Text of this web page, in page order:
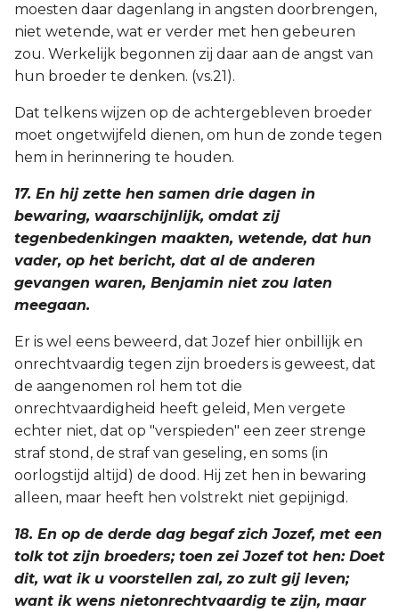
moesten daar dagenlang in angsten doorbrengen,
niet wetende, wat er verder met hen gebeuren
zou. Werkelijk begonnen zij daar aan de angst van
hun broeder te denken. (vs.21).
Dat telkens wijzen op de achtergebleven broeder
moet ongetwijfeld dienen, om hun de zonde tegen
hem in herinnering te houden.
17. En hij zette hen samen drie dagen in
bewaring, waarschijnlijk, omdat zij
tegenbedenkingen maakten, wetende, dat hun
vader, op het bericht, dat al de anderen
gevangen waren, Benjamin niet zou laten
meegaan.
Er is wel eens beweerd, dat Jozef hier onbillijk en
onrechtvaardig tegen zijn broeders is geweest, dat
de aangenomen rol hem tot die
onrechtvaardigheid heeft geleid, Men vergete
echter niet, dat op "verspieden" een zeer strenge
straf stond, de straf van geseling, en soms (in
oorlogstijd altijd) de dood. Hij zet hen in bewaring
alleen, maar heeft hen volstrekt niet gepijnigd.
18. En op de derde dag begaf zich Jozef, met een
tolk tot zijn broeders; toen zei Jozef tot hen: Doet
dit, wat ik u voorstellen zal, zo zult gij leven;
want ik wens nietonrechtvaardig te zijn, maar